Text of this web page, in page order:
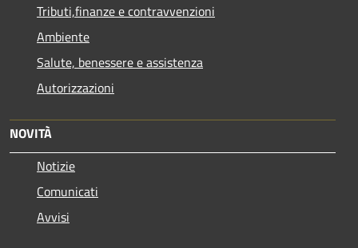
Tributi,finanze e contravvenzioni
Ambiente
Salute, benessere e assistenza
Autorizzazioni
NOVITÀ
Notizie
Comunicati
Avvisi